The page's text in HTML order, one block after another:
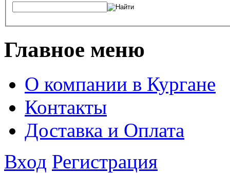
Главное меню
О компании в Кургане
Контакты
Доставка и Оплата
Вход Регистрация